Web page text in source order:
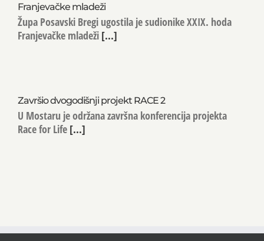
Franjevačke mladeži
Župa Posavski Bregi ugostila je sudionike XXIX. hoda
Franjevačke mladeži [...]
Završio dvogodišnji projekt RACE 2
U Mostaru je održana završna konferencija projekta
Race for Life [...]